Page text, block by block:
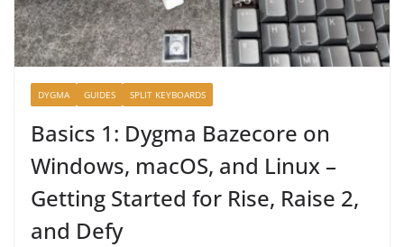
DYGMA GUIDES SPLIT KEYBOARDS
Basics 1: Dygma Bazecore on
Windows, macOS, and Linux –
Getting Started for Rise, Raise 2,
and Defy